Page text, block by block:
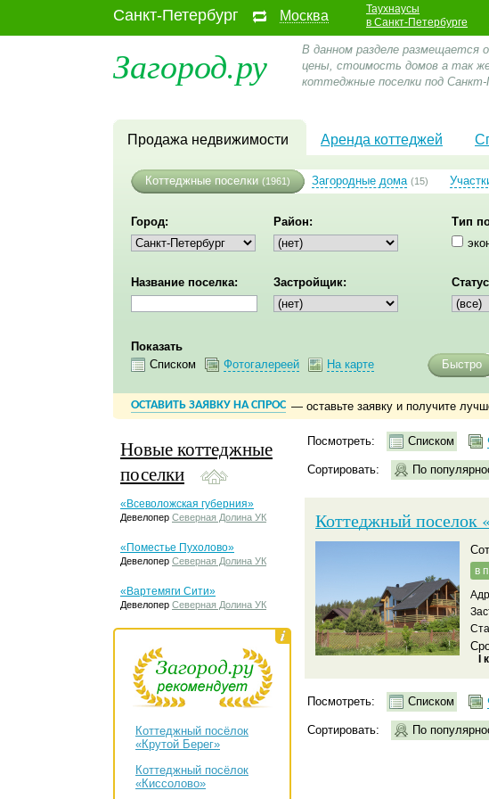
Санкт-Петербург Москва
Таухнаусы
в Санкт-Петербурге
Загород.ру
В данном разделе размещается
цены, стоимость домов а так
коттеджные поселки под Санкт-
Продажа недвижимости Аренда коттеджей
Коттеджные поселки (1961) Загородные дома (15)
Город: Район:
Тип
Название поселка: Застройщик:
Показать
Списком
Фотогалереей На карте Быстро
ОСТАВИТЬ ЗАЯВКУ НА СПРОС — оставьте заявку и получите
Новые коттеджные
поселки
«Всеволожская губерния»
Девелопер Северная Долина УК
«Поместье Пухолово»
Девелопер Северная Долина УК
«Вартемяги Сити»
Девелопер Северная Долина УК
Коттеджный посёлок
«Крутой Берег»
Коттеджный посёлок
«Киссолово»
Посмотреть: Списком
Сортировать: По
Коттеджный поселок
в
I
Посмотреть: Списком
Сортировать: По